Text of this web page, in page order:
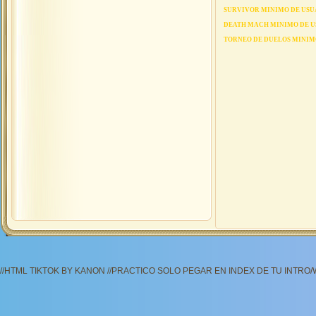
SURVIVOR MINIMO DE
DEATH MACH MINIMO DE
TORNEO DE DUELOS
//HTML TIKTOK BY KANON //PRACTICO SOLO PEGAR EN INDEX DE TU INTRO/